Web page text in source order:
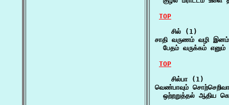
TOP
    சில் (1)
சாதி வருணம் வழி இனம்
பேதம் வருக்கம்
TOP
    சில்பா (1)
வெண்பாவும்
ஒற்றறுத்தல் ஆதிய